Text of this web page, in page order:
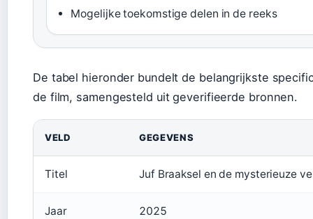
Mogelijke toekomstige delen in de reeks
De tabel hieronder bundelt de belangrijkste
de film, samengesteld uit geverifieerde bronnen.
VELD GEGEVENS
Titel Juf Braaksel en de mysterieuze
Jaar 2025